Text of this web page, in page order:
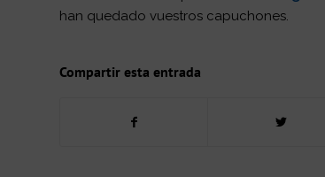
han quedado vuestros capuchones.
Compartir esta entrada